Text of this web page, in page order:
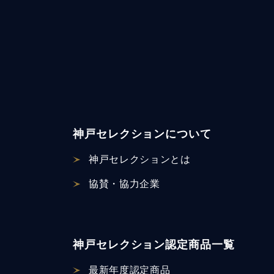
神戸セレクションについて
神戸セレクションとは
協賛・協力企業
神戸セレクション認定商品一覧
最新年度認定商品